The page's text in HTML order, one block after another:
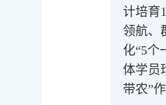
计培育
领航、
化“5个
体学员
带农”